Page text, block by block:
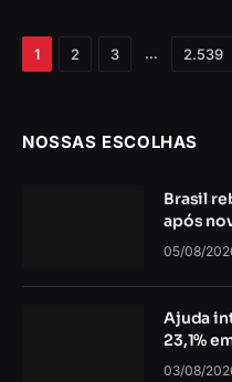
1 2 3 … 2.539
NOSSAS ESCOLHAS
Brasil
após
05/08/
Ajuda
23,1%
03/08/